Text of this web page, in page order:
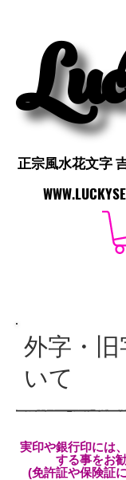
正宗風水花文字
正宗風水花文字
外字・
いて
実印や銀行印には
する事をお
(免許証や保険証